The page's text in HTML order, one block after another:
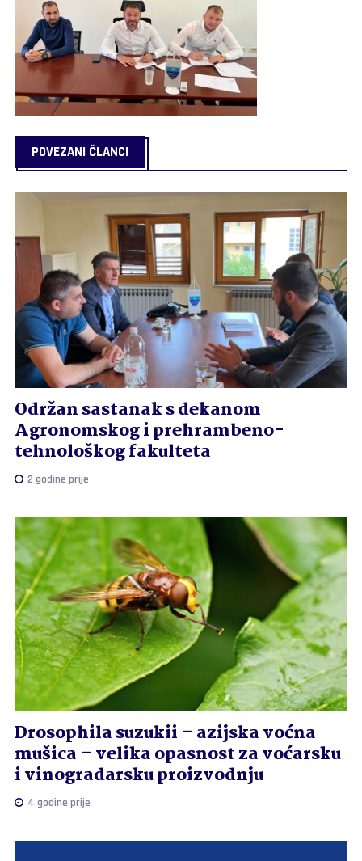
POVEZANI ČLANCI
Održan sastanak s dekanom
Agronomskog i prehrambeno-
tehnološkog fakulteta
2 godine prije
Drosophila suzukii – azijska voćna
mušica – velika opasnost za voćarsku
i vinogradarsku proizvodnju
4 godine prije